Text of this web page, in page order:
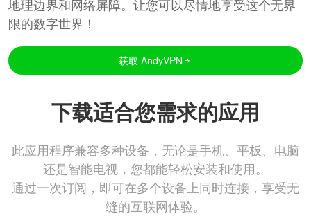
地理边界和网络屏障。让您可以尽情地享受这个无界
限的数字世界！
获取 AndyVPN
下载适合您需求的应用
此应用程序兼容多种设备，无论是手机、平板、电脑
还是智能电视，您都能轻松安装和使用。
通过一次订阅，即可在多个设备上同时连接，享受无
缝的互联网体验。